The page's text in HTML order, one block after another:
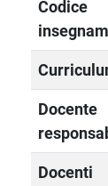
Codice
Docente
Docenti